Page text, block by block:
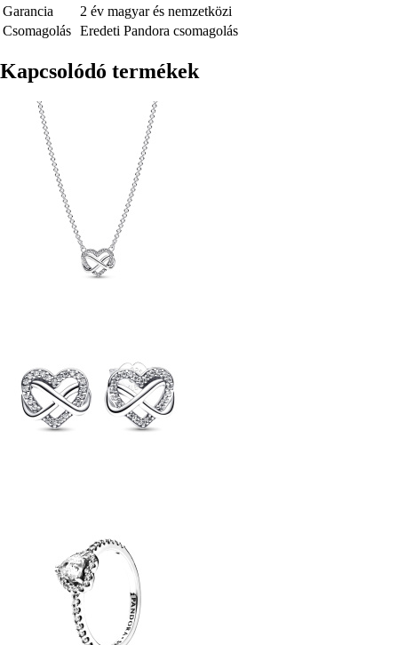
Garancia
2 év magyar és nemzetközi
Csomagolás Eredeti Pandora csomagolás
Kapcsolódó termékek